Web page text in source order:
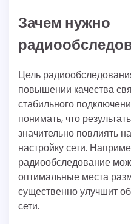
Зачем нужно
Цель
повышении качества
стабильного
понимать, что
значительно повлиять
настройку сети.
радиообследование
оптимальные места
существенно улучшит
сети.